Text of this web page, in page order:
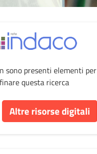
sono presenti elementi per
questa ricerca
Altre risorse digitali